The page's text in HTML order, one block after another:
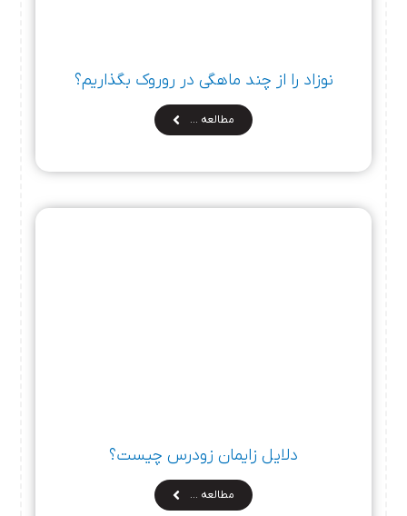
نوزاد را از چند ماهگی در روروک بگذاریم؟
مطالعه …
دلایل زایمان زودرس چیست؟
مطالعه …